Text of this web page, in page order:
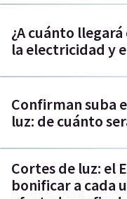
¿A cuánto
la electricidad y
Confirman suba
luz: de cuánto
Cortes de luz: el
bonificar a cada